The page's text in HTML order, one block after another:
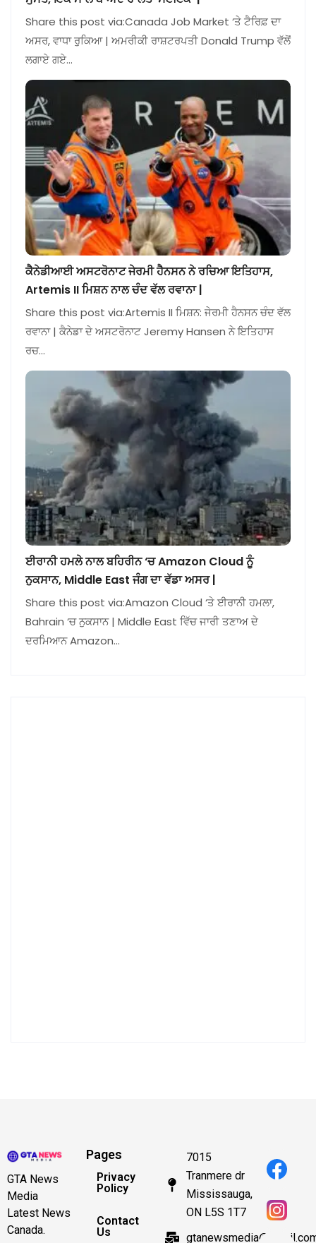
Share this post via:Canada Job Market ‘ਤੇ ਟੈਰਿਫ਼ ਦਾ
ਅਸਰ, ਵਾਧਾ ਰੁਕਿਆ | ਅਮਰੀਕੀ ਰਾਸ਼ਟਰਪਤੀ Donald Trump ਵੱਲੋਂ
ਲਗਾਏ ਗਏ…
ਕੈਨੇਡੀਆਈ ਅਸਟਰੋਨਾਟ ਜੇਰਮੀ ਹੈਨਸਨ ਨੇ ਰਚਿਆ ਇਤਿਹਾਸ,
Artemis II ਮਿਸ਼ਨ ਨਾਲ ਚੰਦ ਵੱਲ ਰਵਾਨਾ |
Share this post via:Artemis II ਮਿਸ਼ਨ: ਜੇਰਮੀ ਹੈਨਸਨ ਚੰਦ ਵੱਲ
ਰਵਾਨਾ | ਕੈਨੇਡਾ ਦੇ ਅਸਟਰੋਨਾਟ Jeremy Hansen ਨੇ ਇਤਿਹਾਸ
ਰਚ…
ਈਰਾਨੀ ਹਮਲੇ ਨਾਲ ਬਹਿਰੀਨ ‘ਚ Amazon Cloud ਨੂੰ
ਨੁਕਸਾਨ, Middle East ਜੰਗ ਦਾ ਵੱਡਾ ਅਸਰ |
Share this post via:Amazon Cloud ‘ਤੇ ਈਰਾਨੀ ਹਮਲਾ,
Bahrain ‘ਚ ਨੁਕਸਾਨ | Middle East ਵਿੱਚ ਜਾਰੀ ਤਣਾਅ ਦੇ
ਦਰਮਿਆਨ Amazon…
GTA News
Media
Latest News
Canada.
Pages
Privacy
Policy
Contact
Us
7015
Tranmere dr
Mississauga,
ON L5S 1T7